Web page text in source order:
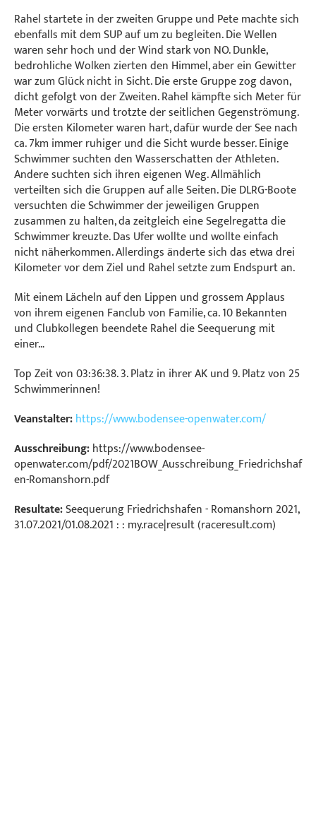
Rahel startete in der zweiten Gruppe und Pete machte sich
ebenfalls mit dem SUP auf um zu begleiten. Die Wellen
waren sehr hoch und der Wind stark von NO. Dunkle,
bedrohliche Wolken zierten den Himmel, aber ein Gewitter
war zum Glück nicht in Sicht. Die erste Gruppe zog davon,
dicht gefolgt von der Zweiten. Rahel kämpfte sich Meter für
Meter vorwärts und trotzte der seitlichen Gegenströmung.
Die ersten Kilometer waren hart, dafür wurde der See nach
ca. 7km immer ruhiger und die Sicht wurde besser. Einige
Schwimmer suchten den Wasserschatten der Athleten.
Andere suchten sich ihren eigenen Weg. Allmählich
verteilten sich die Gruppen auf alle Seiten. Die DLRG-Boote
versuchten die Schwimmer der jeweiligen Gruppen
zusammen zu halten, da zeitgleich eine Segelregatta die
Schwimmer kreuzte. Das Ufer wollte und wollte einfach
nicht näherkommen. Allerdings änderte sich das etwa drei
Kilometer vor dem Ziel und Rahel setzte zum Endspurt an.
Mit einem Lächeln auf den Lippen und grossem Applaus
von ihrem eigenen Fanclub von Familie, ca. 10 Bekannten
und Clubkollegen beendete Rahel die Seequerung mit
einer…
Top Zeit von 03:36:38. 3. Platz in ihrer AK und 9. Platz von 25
Schwimmerinnen!
Veanstalter:https://www.bodensee-openwater.com/
Ausschreibung:https://www.bodensee-
openwater.com/pdf/2021BOW_Ausschreibung_Friedrichshaf
en-Romanshorn.pdf
Resultate:Seequerung Friedrichshafen - Romanshorn 2021,
31.07.2021/01.08.2021 : : my.race|result (raceresult.com)